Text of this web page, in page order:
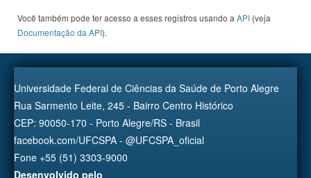
Você também pode ter acesso a esses registros usando a API (veja
Documentação da API).
Universidade Federal de Ciências da Saúde de Porto Alegre
Rua Sarmento Leite, 245 - Bairro Centro Histórico
CEP: 90050-170 - Porto Alegre/RS - Brasil
facebook.com/UFCSPA - @UFCSPA_oficial
Fone +55 (51) 3303-9000
Desenvolvido pelo